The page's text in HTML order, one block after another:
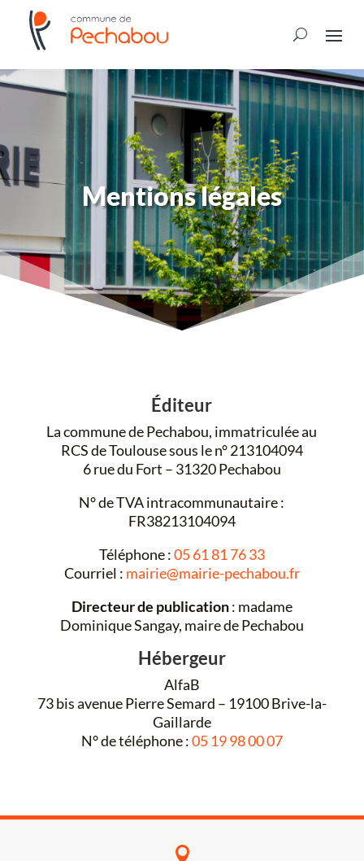
Mentions légales
Éditeur
La commune de Pechabou, immatriculée au
RCS de Toulouse sous le n° 213104094
6 rue du Fort – 31320 Pechabou
N° de TVA intracommunautaire :
FR38213104094
Téléphone :05 61 81 76 33
Courriel : mairie@mairie-pechabou.fr
Directeur de publication: madame
Dominique Sangay, maire de Pechabou
Hébergeur
AlfaB
73 bis avenue Pierre Semard – 19100 Brive-la-
Gaillarde
N° de téléphone :05 19 98 00 07
